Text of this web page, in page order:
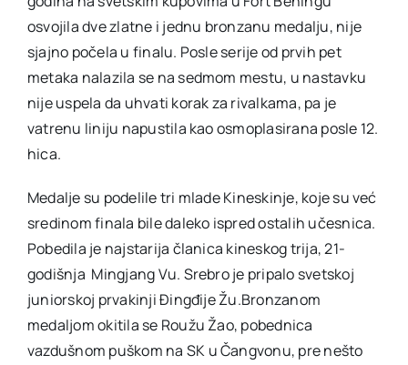
osvojila dve zlatne i jednu bronzanu medalju, nije
sjajno počela u finalu. Posle serije od prvih pet
metaka nalazila se na sedmom mestu, u nastavku
nije uspela da uhvati korak za rivalkama, pa je
vatrenu liniju napustila kao osmoplasirana posle 12.
hica.
Medalje su podelile tri mlade Kineskinje, koje su već
sredinom finala bile daleko ispred ostalih učesnica.
Pobedila je najstarija članica kineskog trija, 21-
godišnja Mingjang Vu. Srebro je pripalo svetskoj
juniorskoj prvakinji Đingđije Žu.Bronzanom
medaljom okitila se Roužu Žao, pobednica
vazdušnom puškom na SK u Čangvonu, pre nešto